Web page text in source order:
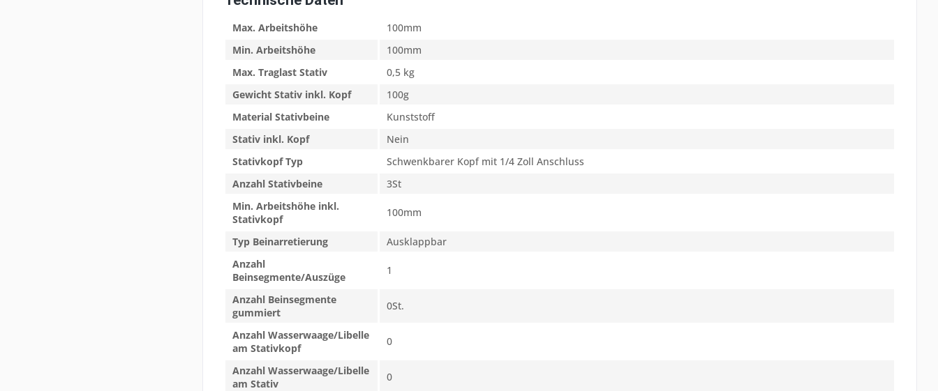
Max. Arbeitshöhe
100mm
Min. Arbeitshöhe
100mm
Max. Traglast Stativ
0,5 kg
Gewicht Stativ inkl. Kopf
100g
Material Stativbeine
Kunststoff
Stativ inkl. Kopf
Nein
Stativkopf Typ
Schwenkbarer Kopf mit 1/4 Zoll Anschluss
Anzahl Stativbeine
3St
Min. Arbeitshöhe inkl.
Stativkopf
100mm
Typ Beinarretierung
Ausklappbar
Anzahl
Beinsegmente/Auszüge
1
Anzahl Beinsegmente
gummiert
0St.
Anzahl Wasserwaage/Libelle
am Stativkopf
0
Anzahl Wasserwaage/Libelle
am Stativ
0